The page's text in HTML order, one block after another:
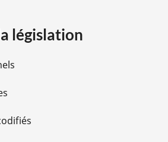
législation